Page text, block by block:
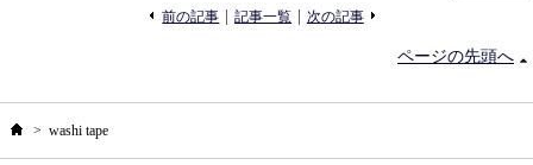
«
前の記事 記事一覧 次の記事
ページの先頭へ
ホーム
> washi tape